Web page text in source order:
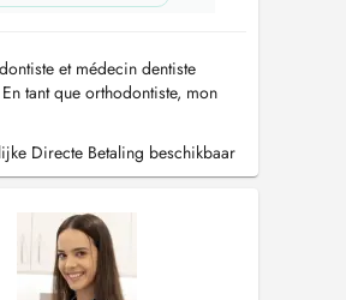
et médecin dentiste
tant que orthodontiste, mon
en la colocation des appareils
pour l'alignement et le
des dents, mâchoire et tissus
la fabrication et la...
Directe Betaling beschikbaar